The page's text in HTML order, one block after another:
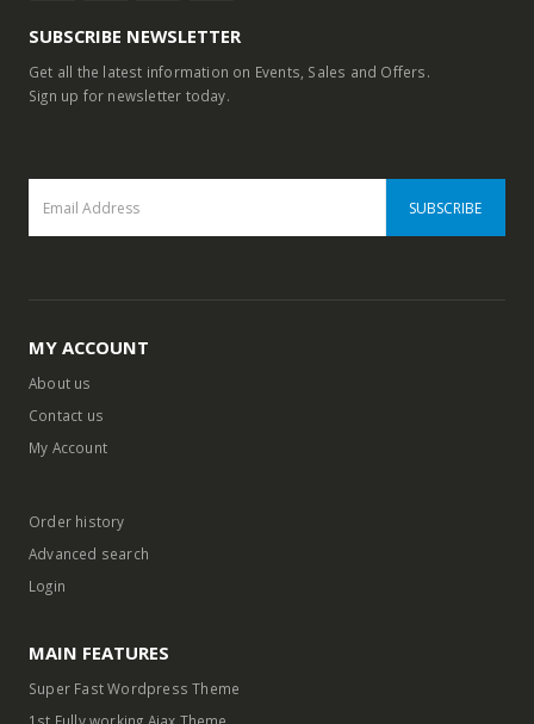
SUBSCRIBE NEWSLETTER
Get all the latest information on Events, Sales and Offers.
Sign up for newsletter today.
MY ACCOUNT
About us
Contact us
My Account
Order history
Advanced search
Login
MAIN FEATURES
Super Fast Wordpress Theme